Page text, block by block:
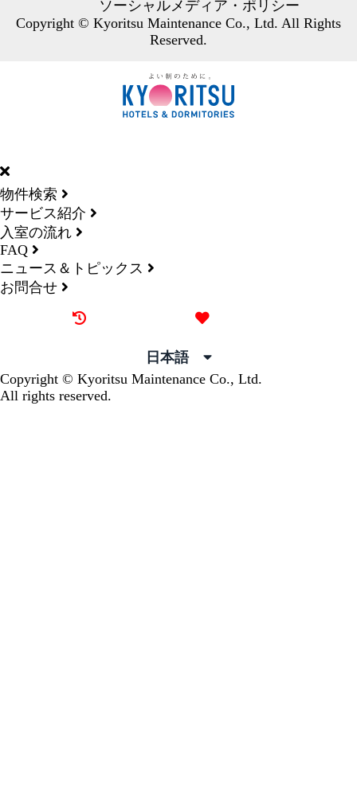
ソーシャルメディア・ポリシー
Copyright © Kyoritsu Maintenance Co., Ltd. All Rights
Reserved.
物件検索
サービス紹介
入室の流れ
FAQ
ニュース＆トピックス
お問合せ
日本語
Copyright © Kyoritsu Maintenance Co., Ltd.
All rights reserved.